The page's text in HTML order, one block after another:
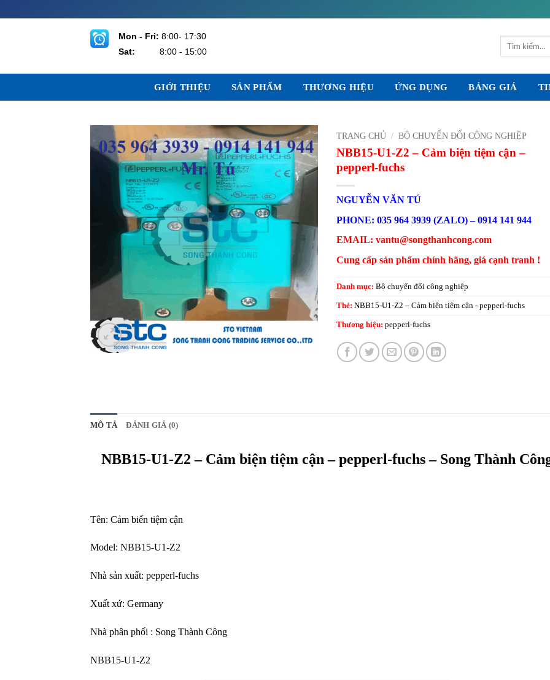
qua
Mon - Fri: 8:00- 17:30
Sat:
8:00 - 15:00
Tìm
GIỚI THIỆU SẢN PHẨM THƯƠNG HIỆU ỨNG DỤNG BẢNG GIÁ
TRANG CHỦ / BỘ CHUYỂN ĐỔI CÔNG NGHIỆP
NBB15-U1-Z2 – Cảm biện tiệm cận –
pepperl-fuchs
NGUYỄN VĂN TÚ
PHONE: 035 964 3939 (ZALO) – 0914 141 944
EMAIL: vantu@songthanhcong.com
Cung cấp sản phẩm chính hãng, giá cạnh tranh !
Danh mục: Bộ chuyển đổi công nghiệp
Thẻ: NBB15-U1-Z2 – Cảm biện tiệm cận - pepperl-fuchs
Thương hiệu: pepperl-fuchs
MÔ TẢ ĐÁNH GIÁ (0)
NBB15-U1-Z2 – Cảm biện tiệm cận – pepperl-fuchs – Song Thành
Tên: Cảm biến tiệm cận
Model: NBB15-U1-Z2
Nhà sản xuất: pepperl-fuchs
Xuất xứ: Germany
Nhà phân phối : Song Thành Công
NBB15-U1-Z2